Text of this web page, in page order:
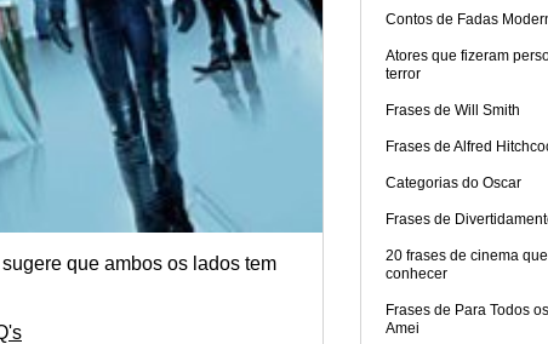
que ambos os lados tem
Contos de Fadas
Atores que fizeram
terror
Frases de Will Smith
Frases de Alfred
Categorias do Oscar
Frases de
20 frases de cinema
conhecer
Frases de Para Todos
Amei